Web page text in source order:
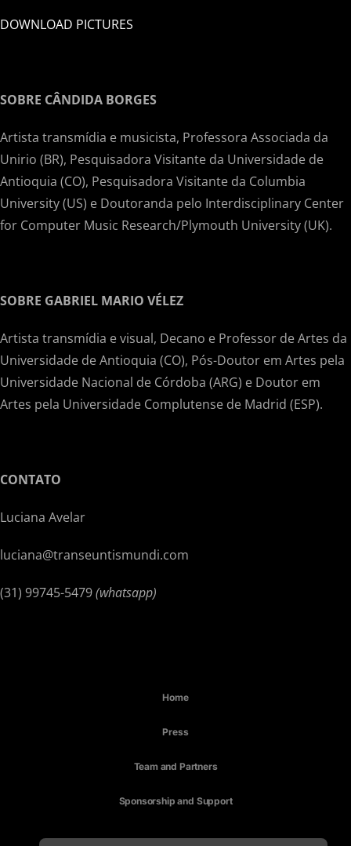
DOWNLOAD PICTURES
SOBRE CÂNDIDA BORGES
Artista transmídia e musicista, Professora Associada da
Unirio (BR), Pesquisadora Visitante da Universidade de
Antioquia (CO), Pesquisadora Visitante da Columbia
University (US) e Doutoranda pelo Interdisciplinary Center
for Computer Music Research/Plymouth University (UK).
SOBRE GABRIEL MARIO VÉLEZ
Artista transmídia e visual, Decano e Professor de Artes da
Universidade de Antioquia (CO), Pós-Doutor em Artes pela
Universidade Nacional de Córdoba (ARG) e Doutor em
Artes pela Universidade Complutense de Madrid (ESP).
CONTATO
Luciana Avelar
luciana@transeuntismundi.com
(31) 99745-5479(whatsapp)
Home
Press
Team and Partners
Sponsorship and Support